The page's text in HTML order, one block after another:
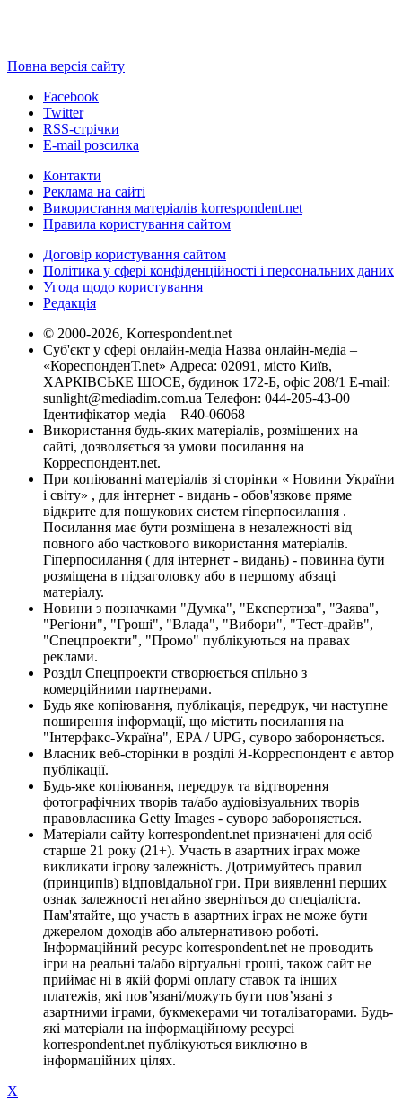
Повна версія сайту
Facebook
Twitter
RSS-стрічки
E-mail розсилка
Контакти
Реклама на сайті
Використання матеріалів korrespondent.net
Правила користування сайтом
Договір користування сайтом
Політика у сфері конфіденційності і персональних даних
Угода щодо користування
Редакція
© 2000-2026, Korrespondent.net
Суб'єкт у сфері онлайн-медіа Назва онлайн-медіа –
«КореспонденТ.net» Адреса: 02091, місто Київ,
ХАРКІВСЬКЕ ШОСЕ, будинок 172-Б, офіс 208/1 E-mail:
sunlight@mediadim.com.ua Телефон: 044-205-43-00
Ідентифікатор медіа – R40-06068
Використання будь-яких матеріалів, розміщених на
сайті, дозволяється за умови посилання на
Корреспондент.net.
При копіюванні матеріалів зі сторінки « Новини України
і світу» , для інтернет - видань - обов'язкове пряме
відкрите для пошукових систем гіперпосилання .
Посилання має бути розміщена в незалежності від
повного або часткового використання матеріалів.
Гіперпосилання ( для інтернет - видань) - повинна бути
розміщена в підзаголовку або в першому абзаці
матеріалу.
Новини з позначками "Думка", "Експертиза", "Заява",
"Регіони", "Гроші", "Влада", "Вибори", "Тест-драйв",
"Спецпроекти", "Промо" публікуються на правах
реклами.
Розділ Спецпроекти створюється спільно з
комерційними партнерами.
Будь яке копіювання, публікація, передрук, чи наступне
поширення інформації, що містить посилання на
"Інтерфакс-Україна", EPA / UPG, суворо забороняється.
Власник веб-сторінки в розділі Я-Корреспондент є автор
публікації.
Будь-яке копіювання, передрук та відтворення
фотографічних творів та/або аудіовізуальних творів
правовласника Getty Images - суворо забороняється.
Матеріали сайту korrespondent.net призначені для осіб
старше 21 року (21+). Участь в азартних іграх може
викликати ігрову залежність. Дотримуйтесь правил
(принципів) відповідальної гри. При виявленні перших
ознак залежності негайно зверніться до спеціаліста.
Пам'ятайте, що участь в азартних іграх не може бути
джерелом доходів або альтернативою роботі.
Інформаційний ресурс korrespondent.net не проводить
ігри на реальні та/або віртуальні гроші, також сайт не
приймає ні в якій формі оплату ставок та інших
платежів, які пов’язані/можуть бути пов’язані з
азартними іграми, букмекерами чи тоталізаторами. Будь-
які матеріали на інформаційному ресурсі
korrespondent.net публікуються виключно в
інформаційних цілях.
X